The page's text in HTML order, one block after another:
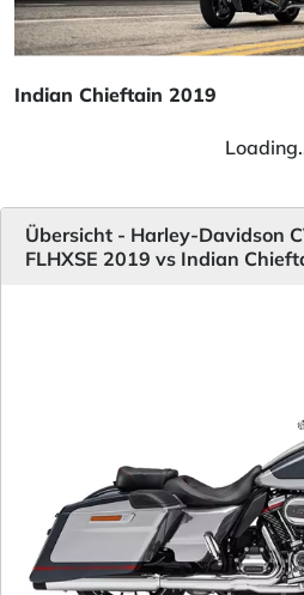
Indian Chieftain 2019
Übersicht - Harley-Davidson
FLHXSE 2019 vs Indian